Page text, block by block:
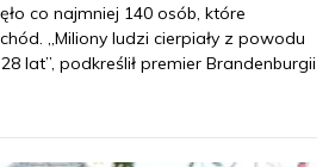
co najmniej 140 osób, które
„Miliony ludzi cierpiały z powodu
lat”, podkreślił premier Brandenburgii